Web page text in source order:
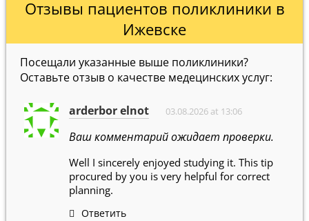
Отзывы пациентов поликлиники в
Ижевске
Посещали указанные выше поликлиники?
Оставьте отзыв о качестве медецинских услуг:
arderbor elnot 03.08.2026 at 13:06
Ваш комментарий ожидает проверки.
Well I sincerely enjoyed studying it. This tip
procured by you is very helpful for correct
planning.
Ответить